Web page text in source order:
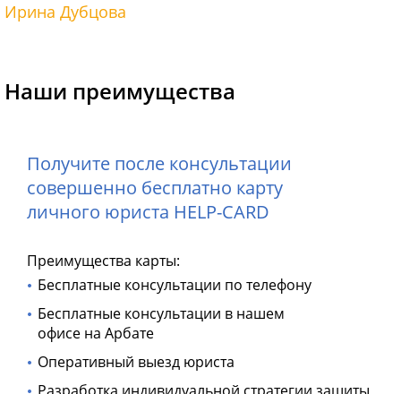
Ирина Дубцова
Наши преимущества
Получите после консультации
совершенно бесплатно карту
личного юриста HELP-CARD
Преимущества карты:
Бесплатные консультации по телефону
Бесплатные консультации в нашем
офисе на Арбате
Оперативный выезд юриста